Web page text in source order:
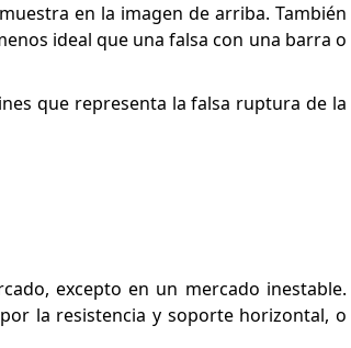
en la imagen de arriba. También
ideal que una falsa con una barra o
que representa la falsa ruptura de la
excepto en un mercado inestable.
la resistencia y soporte horizontal, o